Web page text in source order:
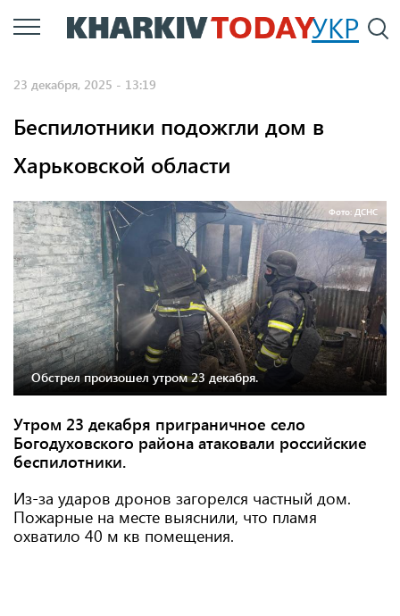
Перейти
к
УКР
23 декабря, 2025 - 13:19
Беспилотники подожгли дом в
Харьковской области
Фото: ДСНС
Обстрел произошел утром 23 декабря.
Утром 23 декабря приграничное село
Богодуховского района атаковали российские
беспилотники.
Из-за ударов дронов загорелся частный дом.
Пожарные на месте выяснили, что пламя
охватило 40 м кв помещения.